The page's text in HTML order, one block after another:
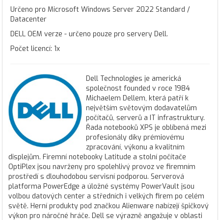
Určeno pro Microsoft Windows Server 2022 Standard /
Datacenter
DELL OEM verze - určeno pouze pro servery Dell.
Počet licencí: 1x
Dell Technologies je americká
společnost founded v roce 1984
Michaelem Dellem, která patří k
největším světovým dodavatelům
počítačů, serverů a IT infrastruktury.
Řada notebooků XPS je oblíbená mezi
profesionály díky prémiovému
zpracování, výkonu a kvalitním
displejům. Firemní notebooky Latitude a stolní počítače
OptiPlex jsou navrženy pro spolehlivý provoz ve firemním
prostředí s dlouhodobou servisní podporou. Serverová
platforma PowerEdge a úložné systémy PowerVault jsou
volbou datových center a středních i velkých firem po celém
světě. Herní produkty pod značkou Alienware nabízejí špičkový
výkon pro náročné hráče. Dell se výrazně angažuje v oblasti